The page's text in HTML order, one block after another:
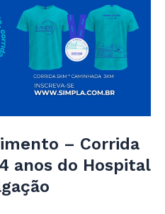
– Corrida
anos do Hospital